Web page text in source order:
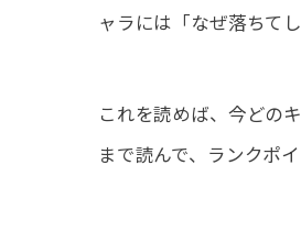
ャラには「なぜ落ちて
これを読めば、今どの
まで読んで、ランクポ